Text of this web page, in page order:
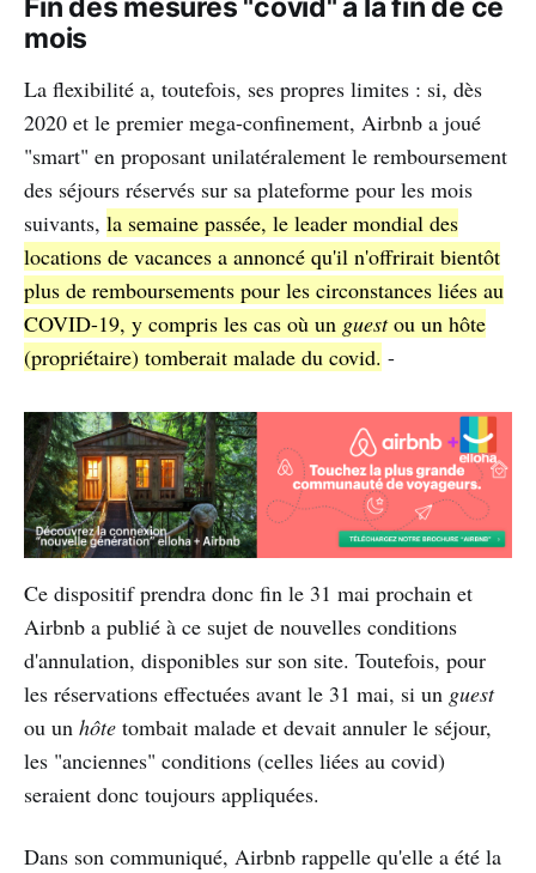
Fin des mesures "covid" à la fin de ce
mois
La flexibilité a, toutefois, ses propres limites : si, dès
2020 et le premier mega-confinement, Airbnb a joué
"smart" en proposant unilatéralement le remboursement
des séjours réservés sur sa plateforme pour les mois
suivants, la semaine passée, le leader mondial des
locations de vacances a annoncé qu'il n'offrirait bientôt
plus de remboursements pour les circonstances liées au
COVID-19, y compris les cas où un guestou un hôte
(propriétaire) tomberait malade du covid. -
Ce dispositif prendra donc fin le 31 mai prochain et
Airbnb a publié à ce sujet de nouvelles conditions
d'annulation, disponibles sur son site. Toutefois, pour
les réservations effectuées avant le 31 mai, si un guest
ou un hôte tombait malade et devait annuler le séjour,
les "anciennes" conditions (celles liées au covid)
seraient donc toujours appliquées.
Dans son communiqué, Airbnb rappelle qu'elle a été la